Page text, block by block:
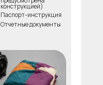
Отчетные документы
Паспорт-инструкция
конструкцией)